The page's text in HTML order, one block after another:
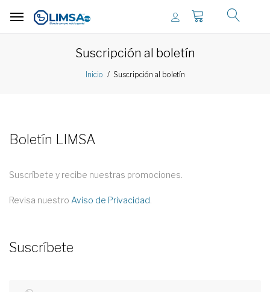
Suscripción al boletín
Inicio Suscripción al boletín
Boletín LIMSA
Suscríbete y recibe nuestras promociones.
Revisa nuestro Aviso de Privacidad
Suscríbete